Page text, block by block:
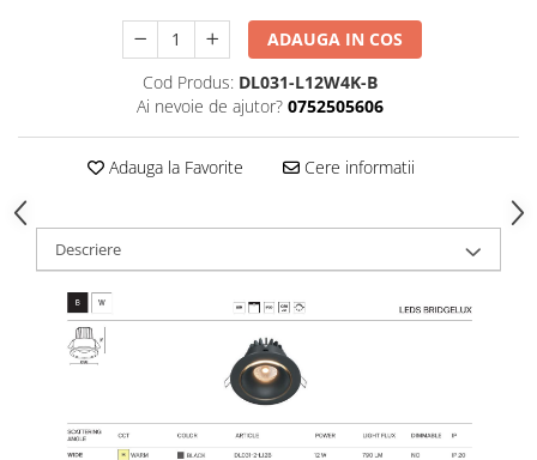
ADAUGA IN COS
Cod Produs: DL031-L12W4K-B
Ai nevoie de ajutor? 0752505606
Adauga la Favorite Cere informatii
Descriere